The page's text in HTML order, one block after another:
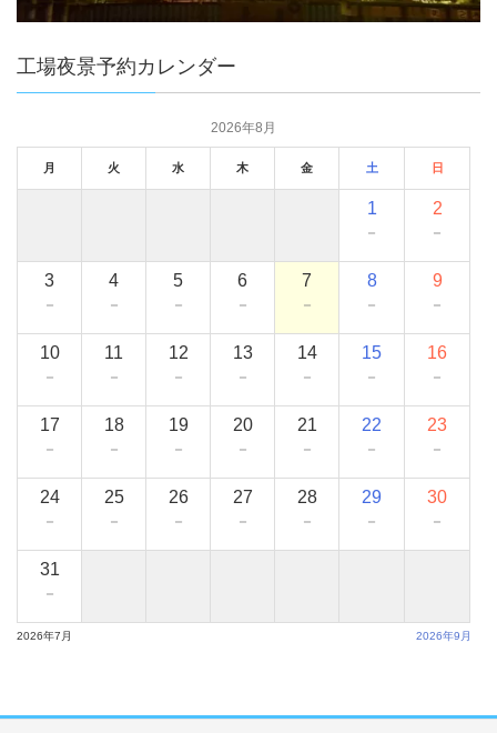
工場夜景予約カレンダー
2026年8月
月 火 水 木 金 土 日
1
－
2
－
3
－
4
－
5
－
6
－
7
－
8
－
9
－
10
－
11
－
12
－
13
－
14
－
15
－
16
－
17
－
18
－
19
－
20
－
21
－
22
－
23
－
24
－
25
－
26
－
27
－
28
－
29
－
30
－
31
－
2026年7月 2026年9月